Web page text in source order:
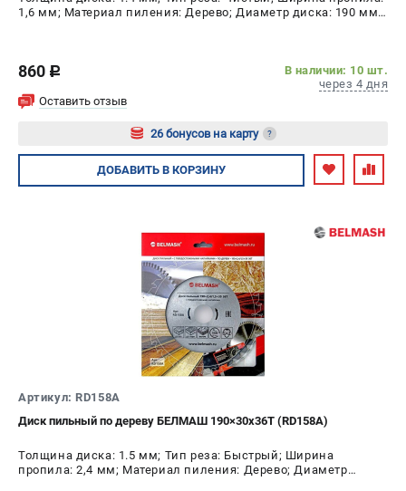
1,6 мм; Материал пиления: Дерево; Диаметр диска: 190 мм;
860 c
В наличии: 10 шт.
через 4 дня
Оставить отзыв
26 бонусов на карту ?
Авторизуйтесь
ДОБАВИТЬ В КОРЗИНУ
Артикул: RD158A
Диск пильный по дереву БЕЛМАШ 190×30х36Т (RD158A)
Толщина диска: 1.5 мм; Тип реза: Быстрый; Ширина
пропила: 2,4 мм; Материал пиления: Дерево; Диаметр